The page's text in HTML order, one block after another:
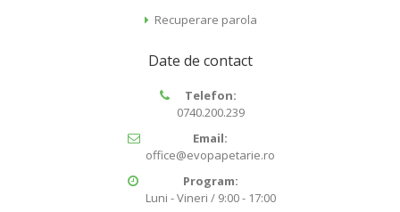
Recuperare parola
Date de contact
Telefon:
0740.200.239
Email:
office@evopapetarie.ro
Program:
Luni - Vineri / 9:00 - 17:00